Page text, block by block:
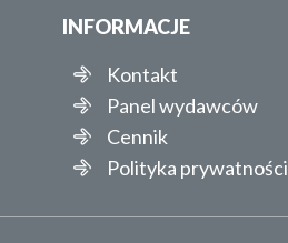
INFORMACJE
Kontakt
Panel wydawców
Cennik
Polityka prywatności